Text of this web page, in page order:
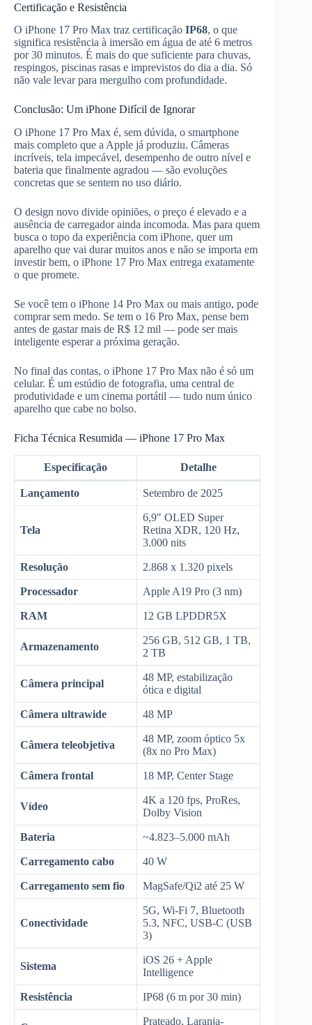
Certificação e Resistência
O iPhone 17 Pro Max traz certificação IP68, o que
significa resistência à imersão em água de até 6 metros
por 30 minutos. É mais do que suficiente para chuvas,
respingos, piscinas rasas e imprevistos do dia a dia. Só
não vale levar para mergulho com profundidade.
Conclusão: Um iPhone Difícil de Ignorar
O iPhone 17 Pro Max é, sem dúvida, o smartphone
mais completo que a Apple já produziu. Câmeras
incríveis, tela impecável, desempenho de outro nível e
bateria que finalmente agradou — são evoluções
concretas que se sentem no uso diário.
O design novo divide opiniões, o preço é elevado e a
ausência de carregador ainda incomoda. Mas para quem
busca o topo da experiência com iPhone, quer um
aparelho que vai durar muitos anos e não se importa em
investir bem, o iPhone 17 Pro Max entrega exatamente
o que promete.
Se você tem o iPhone 14 Pro Max ou mais antigo, pode
comprar sem medo. Se tem o 16 Pro Max, pense bem
antes de gastar mais de R$ 12 mil — pode ser mais
inteligente esperar a próxima geração.
No final das contas, o iPhone 17 Pro Max não é só um
celular. É um estúdio de fotografia, uma central de
produtividade e um cinema portátil — tudo num único
aparelho que cabe no bolso.
Ficha Técnica Resumida — iPhone 17 Pro Max
Especificação Detalhe
Lançamento Setembro de 2025
Tela
6,9″ OLED Super
Retina XDR, 120 Hz,
3.000 nits
Resolução 2.868 x 1.320 pixels
Processador Apple A19 Pro (3 nm)
RAM 12 GB LPDDR5X
Armazenamento
256 GB, 512 GB, 1 TB,
2 TB
Câmera principal
48 MP, estabilização
ótica e digital
Câmera ultrawide 48 MP
Câmera teleobjetiva
48 MP, zoom óptico 5x
(8x no Pro Max)
Câmera frontal 18 MP, Center Stage
Vídeo
4K a 120 fps, ProRes,
Dolby Vision
Bateria ~4.823–5.000 mAh
Carregamento cabo 40 W
Carregamento sem fio MagSafe/Qi2 até 25 W
Conectividade
5G, Wi-Fi 7, Bluetooth
5.3, NFC, USB-C (USB
3)
Sistema
iOS 26 + Apple
Intelligence
Resistência IP68 (6 m por 30 min)
Prateado, Laranja-